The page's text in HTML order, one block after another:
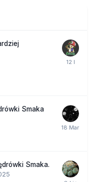
Smaka
Smaka.